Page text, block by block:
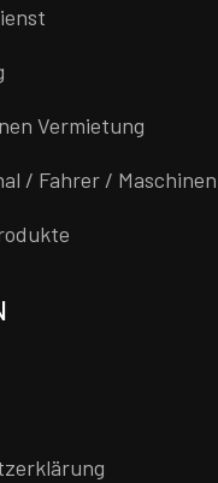
Vermietung
/ Fahrer /